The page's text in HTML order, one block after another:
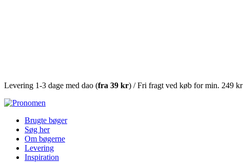
Levering 1-3 dage med dao (fra 39 kr) / Fri fragt ved køb for min. 249 kr
Brugte bøger
Søg her
Om bøgerne
Levering
Inspiration